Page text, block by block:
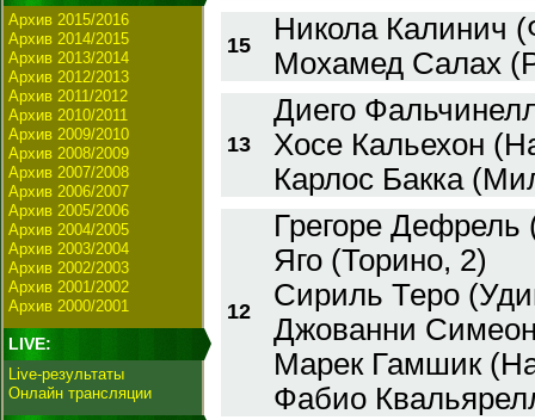
Архив 2015/2016
Архив 2014/2015
Архив 2013/2014
Архив 2012/2013
Архив 2011/2012
Архив 2010/2011
Архив 2009/2010
Архив 2008/2009
Архив 2007/2008
Архив 2006/2007
Архив 2005/2006
Архив 2004/2005
Архив 2003/2004
Архив 2002/2003
Архив 2001/2002
Архив 2000/2001
LIVE:
Live-результаты
Онлайн трансляции
15
Никола Калинич
Мохамед Салах
13
Диего
Хосе Кальехон
Карлос Бакка
12
Грегоре Дефрель
Яго (Торино, 2)
Сириль Теро
Джованни
Марек Гамшик
Фабио